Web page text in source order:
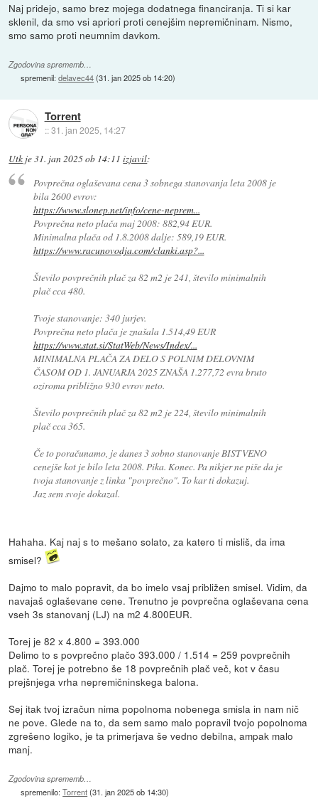
Naj pridejo, samo brez mojega dodatnega financiranja. Ti si kar
sklenil, da smo vsi apriori proti cenejšim nepremičninam. Nismo,
smo samo proti neumnim davkom.
Zgodovina sprememb…
spremenil:delavec44(31. jan 2025 ob 14:20)
Torrent
::31. jan 2025, 14:27
Utk je31. jan 2025 ob 14:11 izjavil:
Povprečna oglaševana cena 3 sobnega stanovanja leta 2008 je
bila 2600 evrov:
https://www.slonep.net/info/cene-neprem...
Povprečna neto plača maj 2008: 882,94 EUR.
Minimalna plača od 1.8.2008 dalje: 589,19 EUR.
https://www.racunovodja.com/clanki.asp?...
Število povprečnih plač za 82 m2 je 241, število minimalnih
plač cca 480.
Tvoje stanovanje: 340 jurjev.
Povprečna neto plača je znašala 1.514,49 EUR
https://www.stat.si/StatWeb/News/Index/...
MINIMALNA PLAČA ZA DELO S POLNIM DELOVNIM
ČASOM OD 1. JANUARJA 2025 ZNAŠA 1.277,72 evra bruto
oziroma približno 930 evrov neto.
Število povprečnih plač za 82 m2 je 224, število minimalnih
plač cca 365.
Če to poračunamo, je danes 3 sobno stanovanje BISTVENO
cenejše kot je bilo leta 2008. Pika. Konec. Pa nikjer ne piše da je
tvoja stanovanje z linka "povprečno". To kar ti dokazuj.
Jaz sem svoje dokazal.
Hahaha. Kaj naj s to mešano solato, za katero ti misliš, da ima
smisel?
Dajmo to malo popravit, da bo imelo vsaj približen smisel. Vidim, da
navajaš oglaševane cene. Trenutno je povprečna oglaševana cena
vseh 3s stanovanj (LJ) na m2 4.800EUR.
Torej je 82 x 4.800 = 393.000
Delimo to s povprečno plačo 393.000 / 1.514 = 259 povprečnih
plač. Torej je potrebno še 18 povprečnih plač več, kot v času
prejšnjega vrha nepremičninskega balona.
Sej itak tvoj izračun nima popolnoma nobenega smisla in nam nič
ne pove. Glede na to, da sem samo malo popravil tvojo popolnoma
zgrešeno logiko, je ta primerjava še vedno debilna, ampak malo
manj.
Zgodovina sprememb…
spremenilo:Torrent(31. jan 2025 ob 14:30)